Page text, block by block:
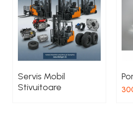
Servis Mobil
Stivuitoare